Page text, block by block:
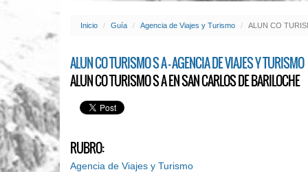
Inicio Guía Agencia de Viajes y Turismo ALUN CO
ALUN CO TURISMO S A - AGENCIA DE VIAJES Y TURISMO
ALUN CO TURISMO S A EN SAN CARLOS DE BARILOCHE
RUBRO:
Agencia de Viajes y Turismo